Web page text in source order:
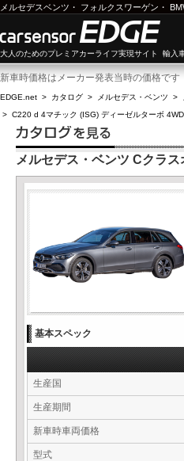
メルセデスベンツ ・ フォルクスワーゲン ・
大人のためのプレミアカーライフ実現サイト 輸入
新車時価格はメーカー発表当時の価格です
EDGE.net > カタログ > メルセデス・ベンツ >
> C220 d 4マチック (ISG) ディーゼルターボ
メルセデス・ベンツ Cクラ
基本スペック
生産国
生産期間
新車時車両価格
型式